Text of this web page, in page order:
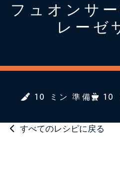
フュオンサ
レーゼ
10 ミン 準備 10
すべてのレシピに戻る